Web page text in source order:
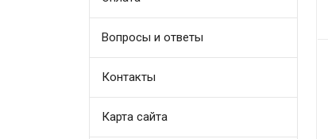
Вопросы и ответы
Контакты
Карта сайта